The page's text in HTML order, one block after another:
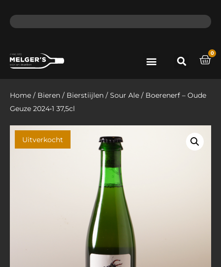
0
Home / Bieren / Bierstiijlen / Sour Ale / Boerenerf – Oude
Geuze 2024•1 37,5cl
Uitverkocht